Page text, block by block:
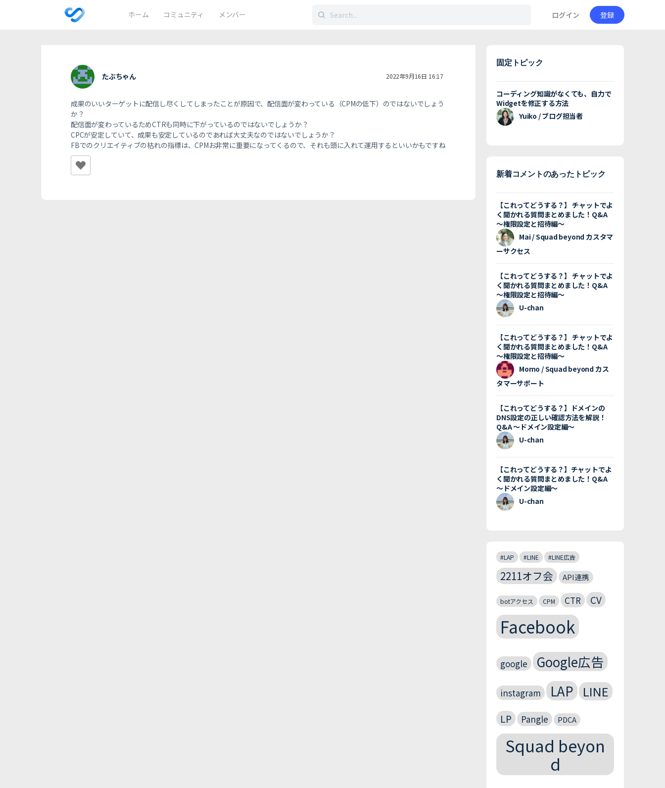
ホーム コミュニティ メンバー
検
ログイン 登録
たぶちゃん 2022年9月16日 16:17
成果のいいターゲットに配信し尽くしてしまったことが原因で、配信面が変わっている（CPMの低下）のではないでしょう
か？
配信面が変わっているためCTRも同時に下がっているのではないでしょうか？
CPCが安定していて、成果も安定しているのであれば大丈夫なのではないでしょうか？
FBでのクリエイティブの枯れの指標は、CPMお非常に重要になってくるので、それも頭に入れて運用するといいかもですね
固定トピック
コーディング知識がなくても、自力で
Widgetを修正する方法
Yuiko / ブログ担当者
新着コメントのあったトピック
【これってどうする？】 チャットでよ
く聞かれる質問まとめました！Q&A
〜権限設定と招待編〜
Mai / Squad beyond カスタマ
ーサクセス
【これってどうする？】 チャットでよ
く聞かれる質問まとめました！Q&A
〜権限設定と招待編〜
U-chan
【これってどうする？】 チャットでよ
く聞かれる質問まとめました！Q&A
〜権限設定と招待編〜
Momo / Squad beyond カス
タマーサポート
【これってどうする？】ドメインの
DNS設定の正しい確認方法を解説！
Q&A 〜ドメイン設定編〜
U-chan
【これってどうする？】チャットでよ
く聞かれる質問まとめました！Q&A
〜ドメイン設定編〜
U-chan
#LAP #LINE #LINE広告
2211オフ会 API連携
botアクセス CPM CTR CV
Facebook
google Google広告
instagram LAP LINE
LP Pangle PDCA
Squad beyon
d